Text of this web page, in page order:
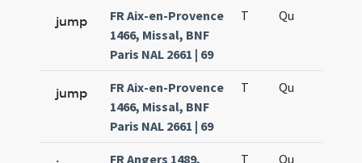
jump
FR Aix-en-Provence
1466, Missal, BNF
Paris NAL 2661 | 69
T Qu
jump
FR Aix-en-Provence
1466, Missal, BNF
Paris NAL 2661 | 69
T Qu
FR Angers 1489,
T Qu